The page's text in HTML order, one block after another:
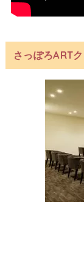
さっぽろART